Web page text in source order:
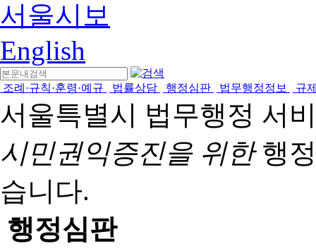
서울시보
English
조례·규칙·훈령·예규 법률상담 행정심판 법무행정정보 규
서울특별시 법무행정 서
시민권익증진을 위한행
습니다.
행정심판